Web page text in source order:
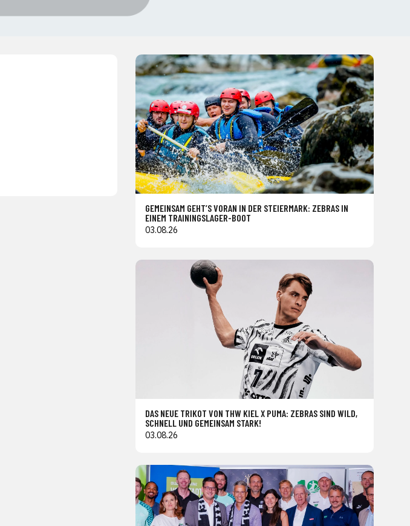
GEMEINSAM GEHT’S VORAN IN DER STEIERMARK: ZEBRAS IN
EINEM TRAININGSLAGER-BOOT
03.08.26
DAS NEUE TRIKOT VON THW KIEL X PUMA: ZEBRAS SIND WILD,
SCHNELL UND GEMEINSAM STARK!
03.08.26